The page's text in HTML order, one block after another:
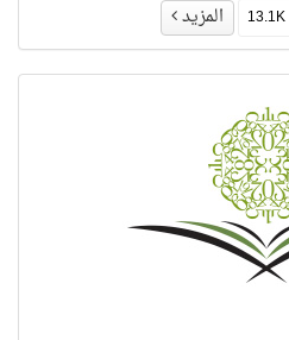
13.1K المزيد